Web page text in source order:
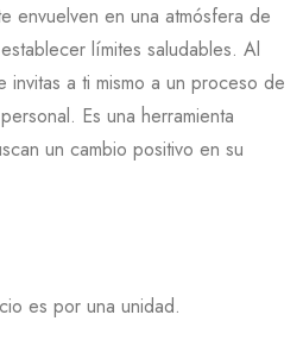
envuelven en una atmósfera de
límites saludables. Al
invitas a ti mismo a un proceso de
Es una herramienta
un cambio positivo en su
es por una unidad.